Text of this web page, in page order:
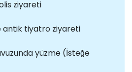
ziyareti
antik tiyatro ziyareti
yüzme (İsteğe